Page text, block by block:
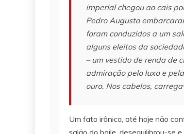
imperial chegou ao cais
Pedro Augusto
foram conduzidos a um
alguns eleitos da
– um vestido de renda de
admiração pelo luxo e
ouro. Nos cabelos,
Um fato irônico, até hoje não